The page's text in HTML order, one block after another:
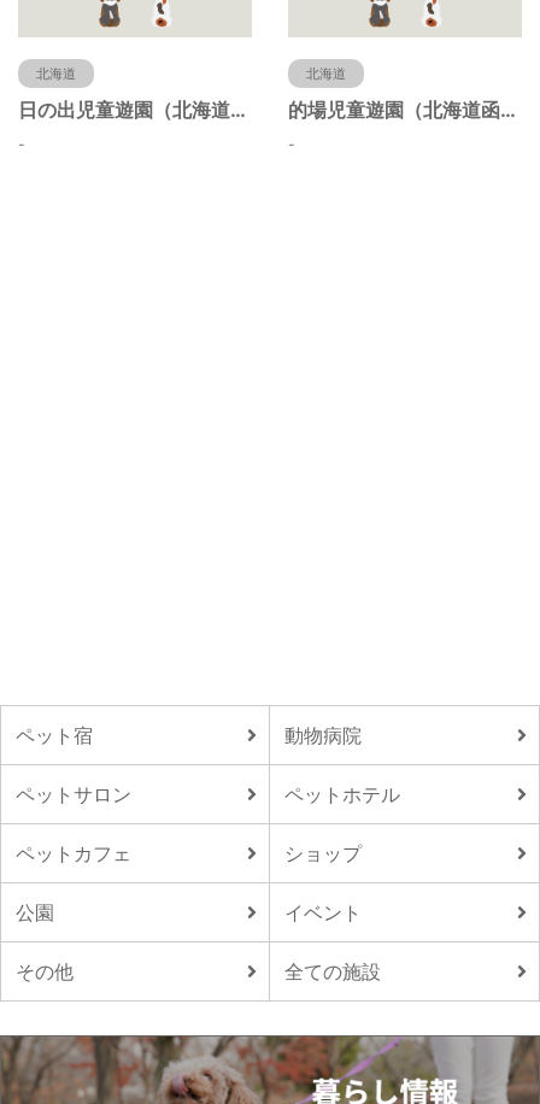
北海道
日の出児童遊園（北海道函館市）
-
北海道
的場児童遊園（北海道函館市）
-
ペット宿 動物病院
ペットサロン ペットホテル
ペットカフェ ショップ
公園 イベント
その他 全ての施設